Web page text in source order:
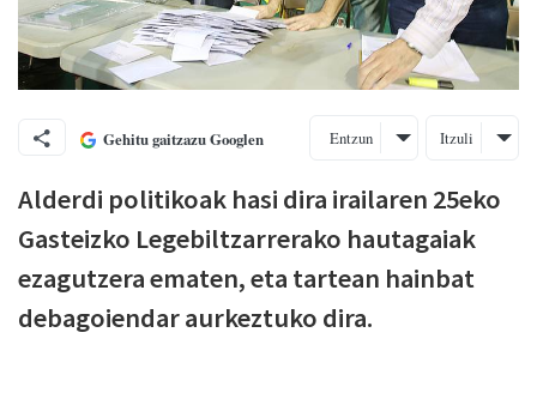
Gehitu gaitzazu Googlen Entzun Itzuli
Alderdi politikoak hasi dira irailaren 25eko
Gasteizko Legebiltzarrerako hautagaiak
ezagutzera ematen, eta tartean hainbat
debagoiendar aurkeztuko dira.